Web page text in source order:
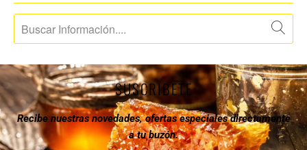
SUSCRIBETE
Recibe nuestras novedades, ofertas especiales directamente
a tu buzón.